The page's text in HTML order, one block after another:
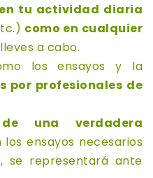
tu actividad diaria
como en cualquier
a cabo.
los ensayos y la
por profesionales de
una verdadera
los ensayos necesarios
se representará ante